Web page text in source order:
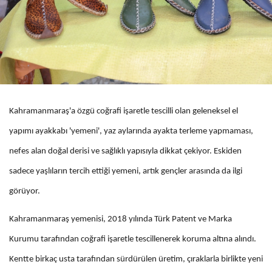
Kahramanmaraş'a özgü coğrafi işaretle tescilli olan geleneksel el
yapımı ayakkabı 'yemeni', yaz aylarında ayakta terleme yapmaması,
nefes alan doğal derisi ve sağlıklı yapısıyla dikkat çekiyor. Eskiden
sadece yaşlıların tercih ettiği yemeni, artık gençler arasında da ilgi
görüyor.
Kahramanmaraş yemenisi, 2018 yılında Türk Patent ve Marka
Kurumu tarafından coğrafi işaretle tescillenerek koruma altına alındı.
Kentte birkaç usta tarafından sürdürülen üretim, çıraklarla birlikte yeni